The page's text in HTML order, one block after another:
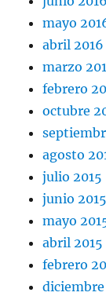
mayo
abril 2016
marzo
febrero
octubre
agosto
julio 2015
junio 2015
mayo
abril 2015
febrero
diciembre